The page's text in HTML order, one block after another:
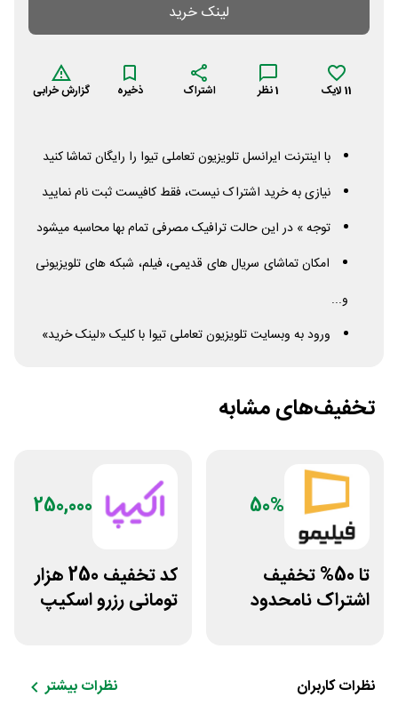
لینک خرید
11لایک 1نظر اشتراک ذخیره گزارش خرابی
با اینترنت ایرانسل تلویزیون تعاملی تیوا را رایگان تماشا کنید
نیازی به خرید اشتراک نیست، فقط کافیست ثبت نام نمایید
توجه » در این حالت ترافیک مصرفی تمام بها محاسبه میشود
امکان تماشای سریال های قدیمی، فیلم، شبکه های تلویزیونی
و...
ورود به وبسایت تلویزیون تعاملی تیوا با کلیک «لینک خرید»
تخفیف‌های مشابه
50%
تا 50% تخفیف
اشتراک نامحدود
250,000
کد تخفیف 250 هزار
تومانی رزرو اسکیپ
نظرات کاربران نظرات بیشتر